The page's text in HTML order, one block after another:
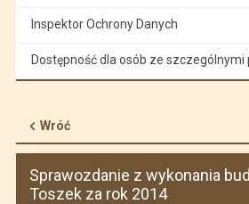
Inspektor Ochrony Danych
Dostępność dla osób ze
Wróć
Sprawozdanie z wykonania
Toszek za rok 2014